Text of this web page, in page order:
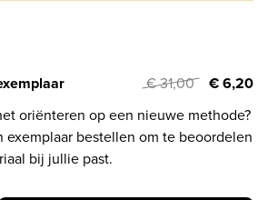
€ 31,00
€ 6,20
oriënteren op een nieuwe methode?
exemplaar bestellen om te beoordelen
bij jullie past.